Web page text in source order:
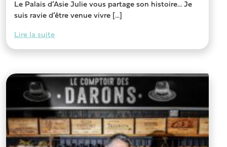
Le Palais d’Asie Julie vous partage son histoire… Je
suis ravie d’être venue vivre [...]
Lire la suite